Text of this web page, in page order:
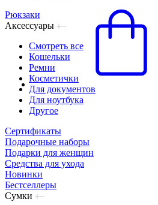
Рюкзаки
Аксессуары
Смотреть все
Кошельки
Ремни
Косметички
Для документов
Для ноутбука
Другое
Сертификаты
Подарочные наборы
Подарки для женщин
Средства для ухода
Новинки
Бестселлеры
Сумки